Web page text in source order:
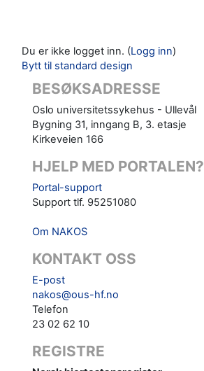
Du er ikke logget inn. (Logg inn)
Bytt til standard design
BESØKSADRESSE
Oslo universitetssykehus - Ullevål
Bygning 31, inngang B, 3. etasje
Kirkeveien 166
HJELP MED PORTALEN?
Portal-support
Support tlf. 95251080
Om NAKOS
KONTAKT OSS
E-post
nakos@ous-hf.no
Telefon
23 02 62 10
REGISTRE